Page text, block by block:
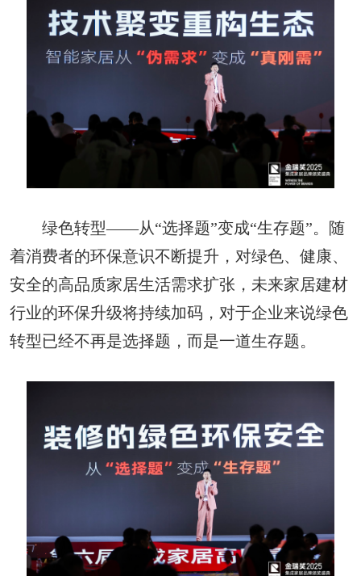
绿色转型——从“选择题”变成“生存题”。随
着消费者的环保意识不断提升，对绿色、健康、
安全的高品质家居生活需求扩张，未来家居建材
行业的环保升级将持续加码，对于企业来说绿色
转型已经不再是选择题，而是一道生存题。